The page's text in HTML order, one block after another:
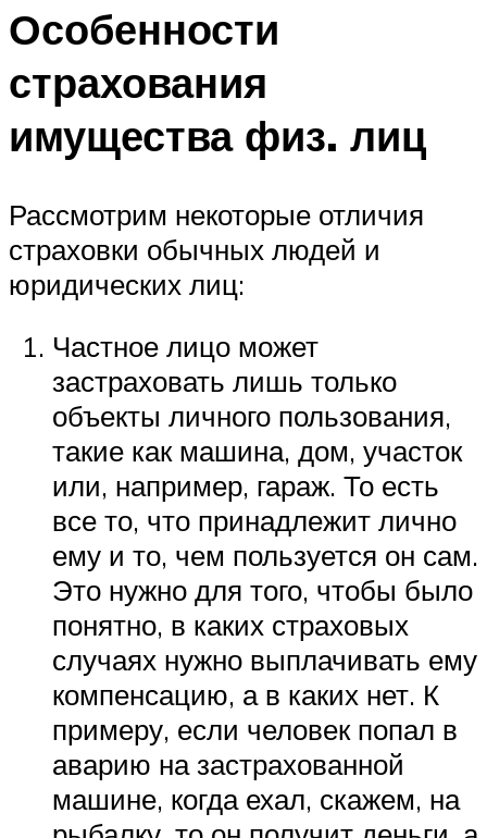
Особенности
страхования
имущества физ. лиц
Рассмотрим некоторые отличия
страховки обычных людей и
юридических лиц:
Частное лицо может
застраховать лишь только
объекты личного пользования,
такие как машина, дом, участок
или, например, гараж. То есть
все то, что принадлежит лично
ему и то, чем пользуется он сам.
Это нужно для того, чтобы было
понятно, в каких страховых
случаях нужно выплачивать ему
компенсацию, а в каких нет. К
примеру, если человек попал в
аварию на застрахованной
машине, когда ехал, скажем, на